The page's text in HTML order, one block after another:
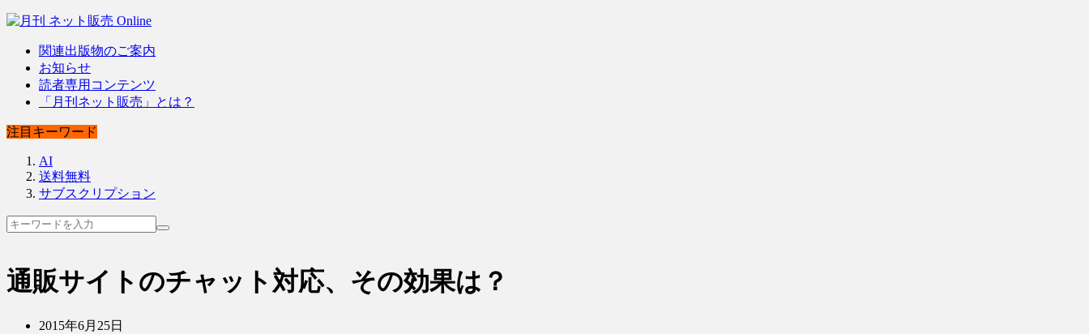
関連出版物のご案内
お知らせ
読者専用コンテンツ
「月刊ネット販売」とは？
注目キーワード
AI
送料無料
サブスクリプション
通販サイトのチャット対応、その効果は？
2015年6月25日